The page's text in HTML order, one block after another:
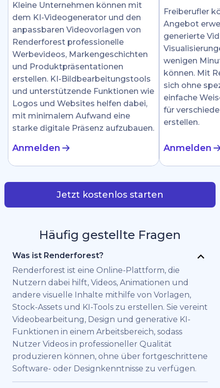
Kleine Unternehmen können mit
dem KI-Videogenerator und den
anpassbaren Videovorlagen von
Renderforest professionelle
Werbevideos, Markengeschichten
und Produktpräsentationen
erstellen. KI-Bildbearbeitungstools
und unterstützende Funktionen wie
Logos und Websites helfen dabei,
mit minimalem Aufwand eine
starke digitale Präsenz aufzubauen.
Anmelden
Freiberufler
Angebot
generierte
wenigen
können. Mit
sich ohne
einfache
für
erstellen.
Anmelden
Jetzt kostenlos starten
Häufig gestellte Fragen
Was ist Renderforest?
Renderforest ist eine Online-Plattform, die
Nutzern dabei hilft, Videos, Animationen und
andere visuelle Inhalte mithilfe von Vorlagen,
Stock-Assets und KI-Tools zu erstellen. Sie vereint
Videobearbeitung, Design und generative KI-
Funktionen in einem Arbeitsbereich, sodass
Nutzer Videos in professioneller Qualität
produzieren können, ohne über fortgeschrittene
Software- oder Designkenntnisse zu verfügen.